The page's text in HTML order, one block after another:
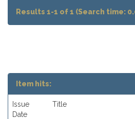
Results 1-1 of 1 (Search time:
Item hits:
Issue
Date
Title